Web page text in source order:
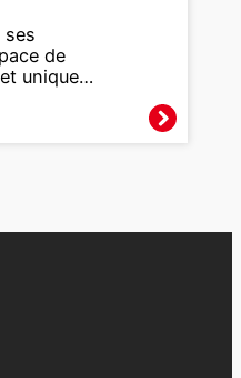
ses
de
unique…